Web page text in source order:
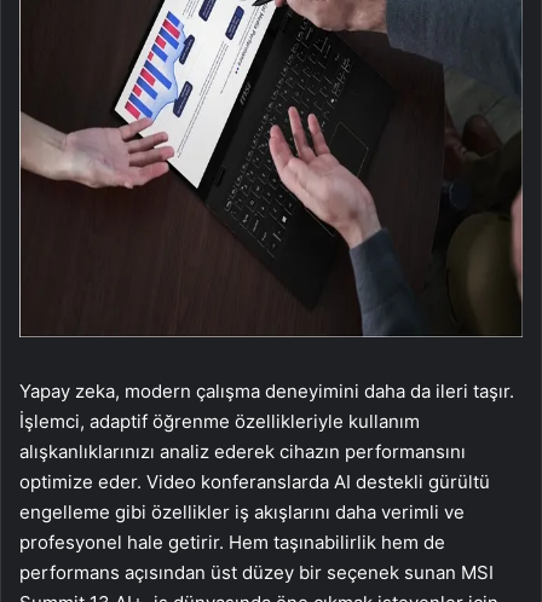
Yapay zeka, modern çalışma deneyimini daha da ileri taşır.
İşlemci, adaptif öğrenme özellikleriyle kullanım
alışkanlıklarınızı analiz ederek cihazın performansını
optimize eder. Video konferanslarda AI destekli gürültü
engelleme gibi özellikler iş akışlarını daha verimli ve
profesyonel hale getirir. Hem taşınabilirlik hem de
performans açısından üst düzey bir seçenek sunan MSI